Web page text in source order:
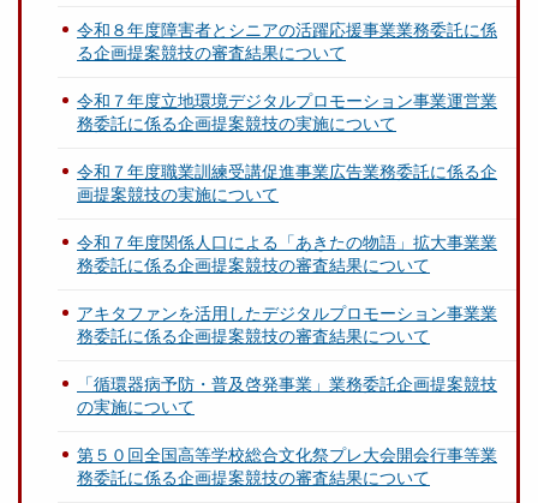
令和８年度障害者とシニアの活躍応援事業業務委託に係
る企画提案競技の審査結果について
令和７年度立地環境デジタルプロモーション事業運営業
務委託に係る企画提案競技の実施について
令和７年度職業訓練受講促進事業広告業務委託に係る企
画提案競技の実施について
令和７年度関係人口による「あきたの物語」拡大事業業
務委託に係る企画提案競技の審査結果について
アキタファンを活用したデジタルプロモーション事業業
務委託に係る企画提案競技の審査結果について
「循環器病予防・普及啓発事業」業務委託企画提案競技
の実施について
第５０回全国高等学校総合文化祭プレ大会開会行事等業
務委託に係る企画提案競技の審査結果について